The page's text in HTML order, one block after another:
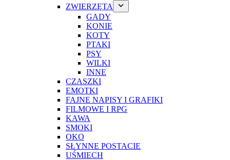
ZWIERZĘTA
GADY
KONIE
KOTY
PTAKI
PSY
WILKI
INNE
CZASZKI
EMOTKI
FAJNE NAPISY I GRAFIKI
FILMOWE I RPG
KAWA
SMOKI
OKO
SŁYNNE POSTACIE
UŚMIECH